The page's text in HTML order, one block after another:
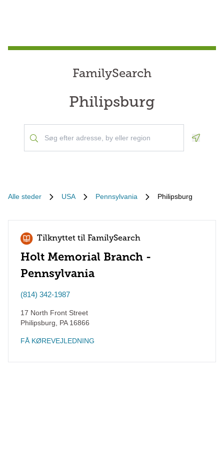
FamilySearch
Philipsburg
Alle steder USA Pennsylvania Philipsburg
Tilknyttet til FamilySearch
Holt Memorial Branch -
Pennsylvania
(814) 342-1987
17 North Front Street
Philipsburg
PA16866
FÅ KØREVEJLEDNING